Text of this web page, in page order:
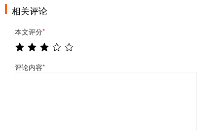
相关评论
本文评分*
评论内容*